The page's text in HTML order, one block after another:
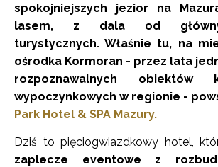
spokojniejszych jezior na
lasem, z dala od
turystycznych. Właśnie tu, na
ośrodka Kormoran - przez lata
rozpoznawalnych obiektów
wypoczynkowych w regionie -
Park Hotel & SPA Mazury.
Dziś to pięciogwiazdkowy hotel,
zaplecze eventowe z